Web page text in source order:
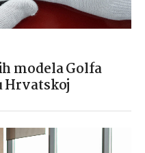
modela Golfa
Hrvatskoj